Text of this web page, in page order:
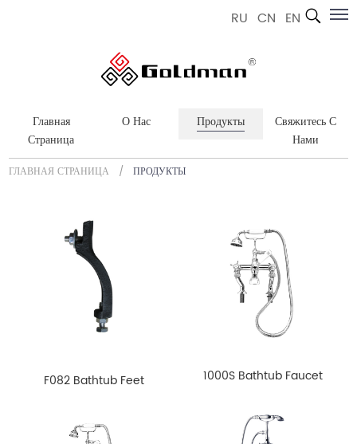
RU CN EN
Главная
Страница
О Нас Продукты
Свяжитесь С
Нами
ГЛАВНАЯ СТРАНИЦА /ПРОДУКТЫ
F082 Bathtub Feet 1000S Bathtub Faucet